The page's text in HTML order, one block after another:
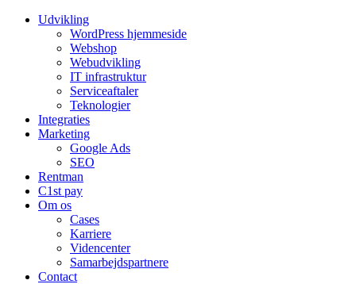
Udvikling
WordPress hjemmeside
Webshop
Webudvikling
IT infrastruktur
Serviceaftaler
Teknologier
Integraties
Marketing
Google Ads
SEO
Rentman
C1st pay
Om os
Cases
Karriere
Videncenter
Samarbejdspartnere
Contact